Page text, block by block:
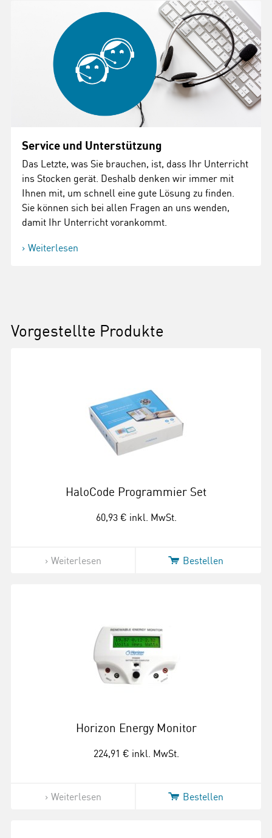
Service und Unterstützung
Das Letzte, was Sie brauchen, ist, dass Ihr Unterricht
ins Stocken gerät. Deshalb denken wir immer mit
Ihnen mit, um schnell eine gute Lösung zu finden.
Sie können sich bei allen Fragen an uns wenden,
damit Ihr Unterricht vorankommt.
Weiterlesen
Vorgestellte Produkte
HaloCode Programmier Set
60,93 € inkl. MwSt.
Weiterlesen Bestellen
Horizon Energy Monitor
224,91 € inkl. MwSt.
Weiterlesen Bestellen